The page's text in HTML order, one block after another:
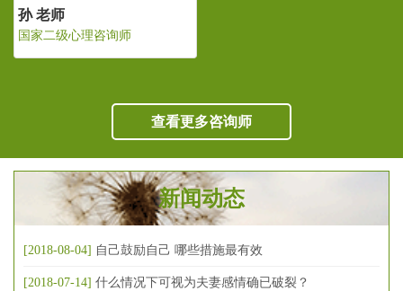
查看更多咨询师
新闻动态
[2018-08-04] 自己鼓励自己 哪些措施最有效
[2018-07-14] 什么情况下可视为夫妻感情确已破裂？